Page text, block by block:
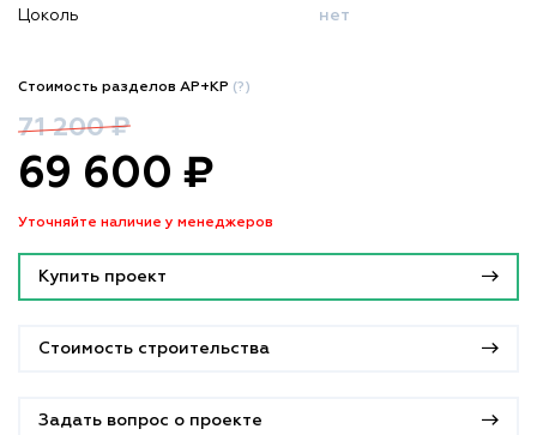
Цоколь нет
Стоимость разделов АР+КР (?)
71 200 ₽
69 600 ₽
Уточняйте наличие у менеджеров
Купить проект
Стоимость строительства
Задать вопрос о проекте